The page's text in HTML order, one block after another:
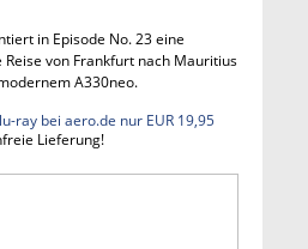
in Episode No. 23 eine
von Frankfurt nach Mauritius
A330neo.
ray bei aero.de nur EUR 19,95
Lieferung!